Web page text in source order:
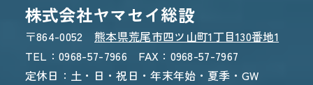
株式会社ヤマセイ総設
〒864-0052熊本県荒尾市四ツ山町1丁目130番地1
TEL：0968-57-7966 FAX：0968-57-7967
定休日：土・日・祝日・年末年始・夏季・GW